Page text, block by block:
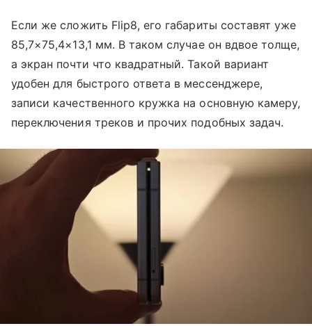
Если же сложить Flip8, его габариты составят уже
85,7×75,4×13,1 мм. В таком случае он вдвое толще,
а экран почти что квадратный. Такой вариант
удобен для быстрого ответа в мессенджере,
записи качественного кружка на основную камеру,
переключения треков и прочих подобных задач.